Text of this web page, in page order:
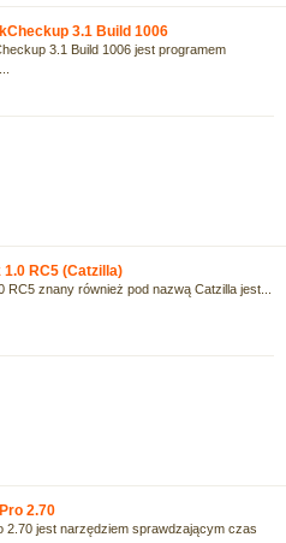
3.1 Build 1006
3.1 Build 1006 jest programem
RC5 (Catzilla)
RC5 znany również pod nazwą Catzilla jest...
2.70
2.70 jest narzędziem sprawdzającym czas